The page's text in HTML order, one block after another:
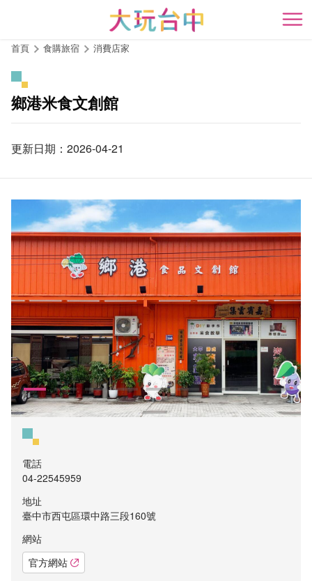
開
首頁 食購旅宿 消費店家
鄉港米食文創館
更新日期：2026-04-21
電話
04-22545959
地址
臺中市西屯區環中路三段160號
網站
官方網站